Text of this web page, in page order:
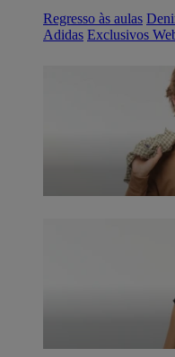
Regresso às aulas
Adidas Exclusivos